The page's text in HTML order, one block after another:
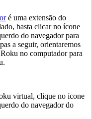
é uma extensão do
basta clicar no ícone
do navegador para
a seguir, orientaremos
no computador para
virtual, clique no ícone
do navegador do